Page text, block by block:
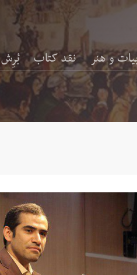
و هنر نقد کتاب بُرِش